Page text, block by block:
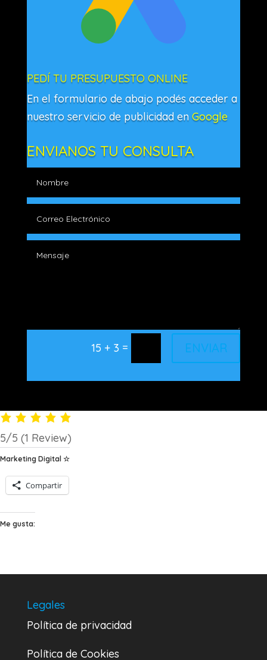
PEDÍ TU PRESUPUESTO ONLINE
En el formulario de abajo podés acceder a
nuestro servicio de publicidad en Google
ENVIANOS TU CONSULTA
15 + 3 = ENVIAR
5/5 (1 Review)
Marketing Digital ☆
Compartir
Me gusta:
Legales
Política de privacidad
Política de Cookies